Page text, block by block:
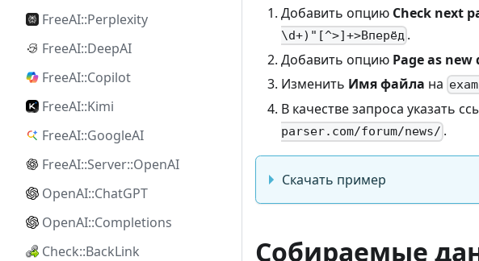
FreeAI::Perplexity
FreeAI::DeepAI
FreeAI::Copilot
FreeAI::Kimi
FreeAI::GoogleAI
FreeAI::Server::OpenAI
OpenAI::ChatGPT
OpenAI::Completions
Check::BackLink
Добавить опцию Check next
\d+)"[^>]+>Вперёд .
Добавить опцию Page as new
Изменить Имя файла на
В качестве запроса указать
parser.com/forum/news/ .
Скачать пример
Собираемые